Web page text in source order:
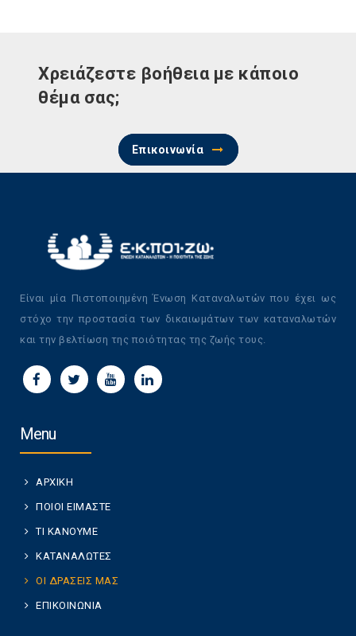
Χρειάζεστε βοήθεια με κάποιο
θέμα σας;
Επικοινωνία
Είναι μία Πιστοποιημένη Ένωση Καταναλωτών που έχει ως
στόχο την προστασία των δικαιωμάτων των καταναλωτών
και την βελτίωση της ποιότητας της ζωής τους.
Menu
ΑΡΧΙΚΗ
ΠΟΙΟΙ ΕΙΜΑΣΤΕ
ΤΙ ΚΑΝΟΥΜΕ
ΚΑΤΑΝΑΛΩΤΕΣ
ΟΙ ΔΡΑΣΕΙΣ ΜΑΣ
ΕΠΙΚΟΙΝΩΝΙΑ